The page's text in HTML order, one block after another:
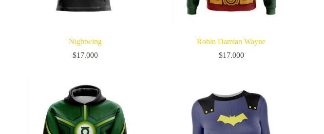
Nightwing
$17.000
Robin Damian Wayne
$17.000